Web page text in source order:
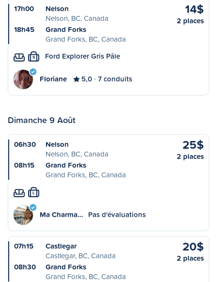
17h00
Nelson
Nelson, BC, Canada
18h45
Grand Forks
Grand Forks, BC, Canada
14$
2 places
S Ford Explorer Gris Pâle
Floriane 5,0 7 conduits
Dimanche 9 Août
06h30
Nelson
Nelson, BC, Canada
08h15
Grand Forks
Grand Forks, BC, Canada
25$
2 places
L
Ma Charma… Pas d'évaluations
07h15
Castlegar
Castlegar, BC, Canada
08h30
Grand Forks
Grand Forks, BC, Canada
20$
2 places